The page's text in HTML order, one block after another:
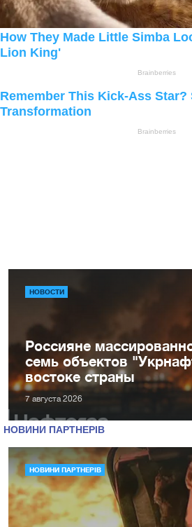
НОВОСТИ
Россияне
семь объектов
востоке страны
7 августа 2026